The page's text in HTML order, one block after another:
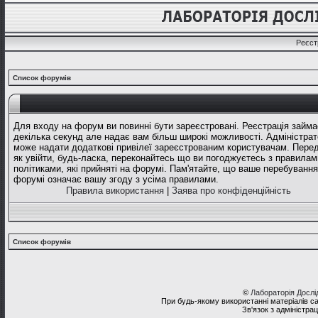
Список форумів
Для входу на форум ви повинні бути зареєстровані. Реєстрація
декілька секунд але надає вам більш широкі можливості.
може надати додаткові привілеї зареєстрованим користувачам.
як увійти, будь-ласка, переконайтесь що ви погоджуєтесь з
політиками, які прийняті на форумі. Пам'ятайте, що ваше
форумі означає вашу згоду з усіма правилами.
Правила використання
Заява про конфіденційність
Список форумів
© Лабораторія
При будь-якому використанні матеріалів
Зв'язок з